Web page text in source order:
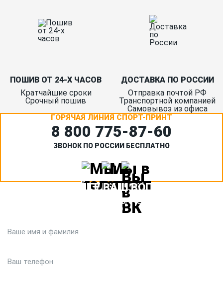
ПОШИВ ОТ 24-Х ЧАСОВ
Кратчайшие сроки
Срочный пошив
ДОСТАВКА ПО РОССИИ
Отправка почтой РФ
Транспортной компанией
Самовывоз из офиса
ГОРЯЧАЯ ЛИНИЯ СПОРТ-ПРИНТ
8 800 775‑87-60
ЗВОНОК ПО РОССИИ БЕСПЛАТНО
ЗАДАЙТЕ ВАШ ВОПРОС
Или кратко опишите ситуацию. Мы очень быстро свяжемся с
вами :)